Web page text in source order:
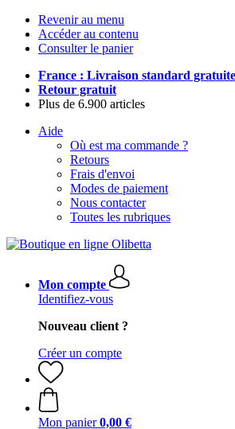
Revenir au menu
Accéder au contenu
Consulter le panier
France : Livraison standard gratuite
Retour gratuit
Plus de 6.900 articles
Aide
Où est ma commande ?
Retours
Frais d'envoi
Modes de paiement
Nous contacter
Toutes les rubriques
Mon compte
Identifiez-vous
Nouveau client ?
Créer un compte
Mon panier 0,00 €